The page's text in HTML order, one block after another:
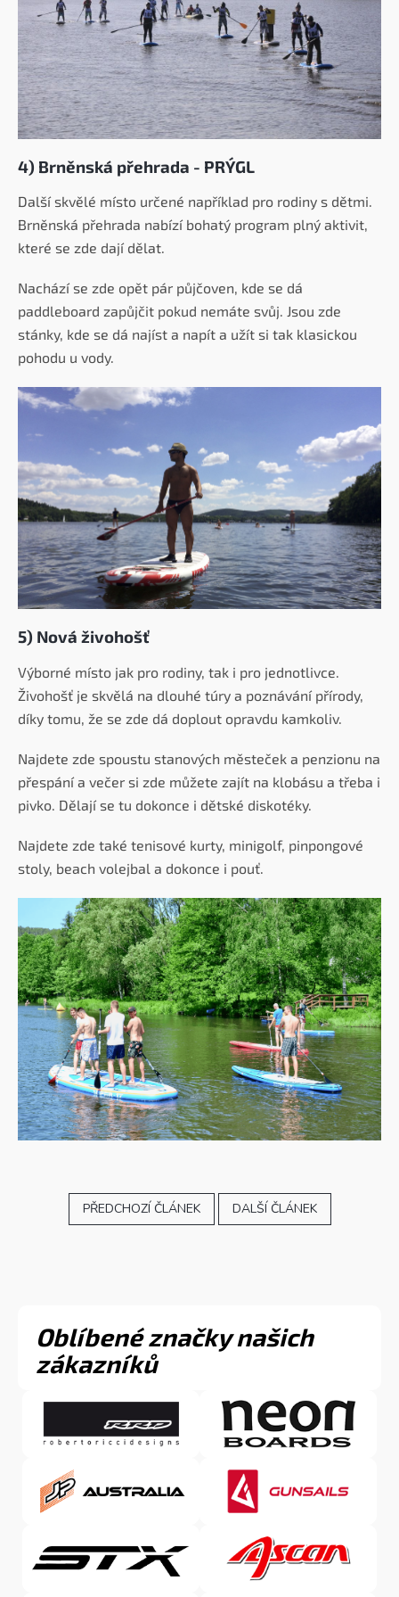
4) Brněnská přehrada - PRÝGL
Další skvělé místo určené například pro rodiny s dětmi.
Brněnská přehrada nabízí bohatý program plný aktivit,
které se zde dají dělat.
Nachází se zde opět pár půjčoven, kde se dá
paddleboard zapůjčit pokud nemáte svůj. Jsou zde
stánky, kde se dá najíst a napít a užít si tak klasickou
pohodu u vody.
5) Nová živohošť
Výborné místo jak pro rodiny, tak i pro jednotlivce.
Živohošť je skvělá na dlouhé túry a poznávání přírody,
díky tomu, že se zde dá doplout opravdu kamkoliv.
Najdete zde spoustu stanových městeček a penzionu na
přespání a večer si zde můžete zajít na klobásu a třeba i
pivko. Dělají se tu dokonce i dětské diskotéky.
Najdete zde také tenisové kurty, minigolf, pinpongové
stoly, beach volejbal a dokonce i pouť.
PŘEDCHOZÍ ČLÁNEK DALŠÍ ČLÁNEK
Oblíbené značky našich
zákazníků